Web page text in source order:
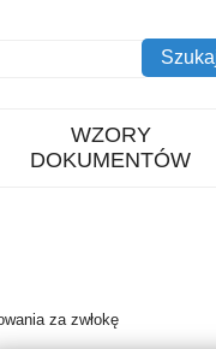
WZORY
DOKUMENTÓW
za zwłokę